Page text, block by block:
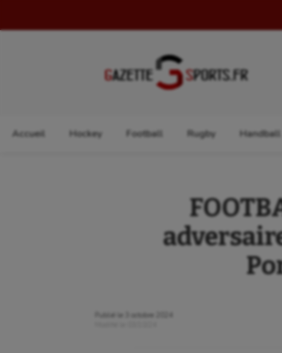
Accueil Hockey Football Rugby Handball
Publié le
3 octobre 2024